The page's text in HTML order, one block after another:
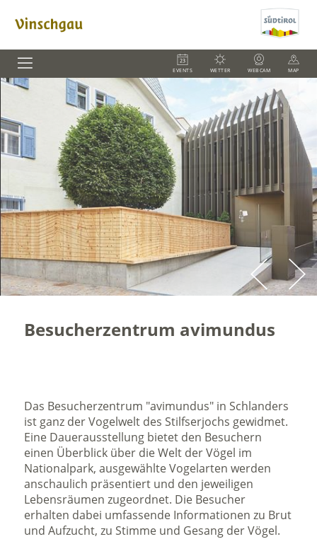
EVENTS WETTER WEBCAM MAP
Besucherzentrum avimundus
Das Besucherzentrum "avimundus" in Schlanders
ist ganz der Vogelwelt des Stilfserjochs gewidmet.
Eine Dauerausstellung bietet den Besuchern
einen Überblick über die Welt der Vögel im
Nationalpark, ausgewählte Vogelarten werden
anschaulich präsentiert und den jeweiligen
Lebensräumen zugeordnet. Die Besucher
erhalten dabei umfassende Informationen zu Brut
und Aufzucht, zu Stimme und Gesang der Vögel.